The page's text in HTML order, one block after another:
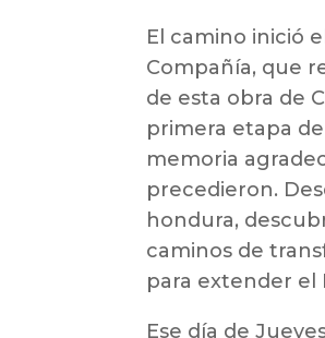
El camino inició
Compañía, que
de esta obra de
primera etapa
memoria
precedieron.
hondura,
caminos de
para extender el
Ese día de